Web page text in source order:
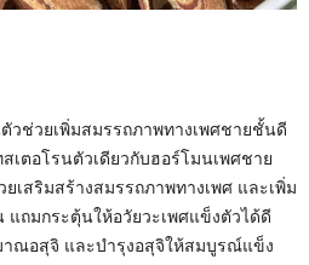
ช่วยเพิ่มสมรรถภาพทางเพศชายชั้นดี
เตอโรนตัวเดียวกับฮอร์โมนเพศชาย
เสริมสร้างสมรรถภาพทางเพศ และเพิ่ม
ถมกระตุ้นให้อวัยวะเพศแข็งตัวได้ดี
าณอสุจิ และบำรุงอสุจิให้สมบูรณ์แข็ง